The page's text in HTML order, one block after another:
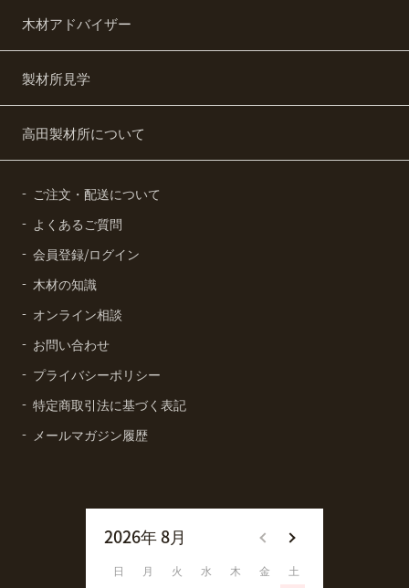
木材アドバイザー
製材所見学
高田製材所について
ご注文・配送について
よくあるご質問
会員登録/ログイン
木材の知識
オンライン相談
お問い合わせ
プライバシーポリシー
特定商取引法に基づく表記
メールマガジン履歴
2026年 8月
日 月 火 水 木 金
土